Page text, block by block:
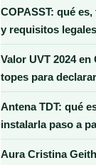
COPASST: qué
y requisitos legales
Valor UVT 2024 en
topes para
Antena TDT: qué
instalarla paso a
Aura Cristina